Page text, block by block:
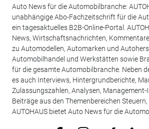
Auto News für die Automobilbranche:
unabhängige Abo-Fachzeitschrift für die
ein tagesaktuelles B2B-Online-Portal.
News, Wirtschaftsnachrichten,
zu Automodellen, Automarken und
Automobilhandel und Werkstätten sowie
für die gesamte Automobilbranche. Neben
es auch Interviews, Hintergrundberichte,
Zulassungszahlen, Analysen,
Beiträge aus den Themenbereichen Steuern,
AUTOHAUS bietet Auto News für die